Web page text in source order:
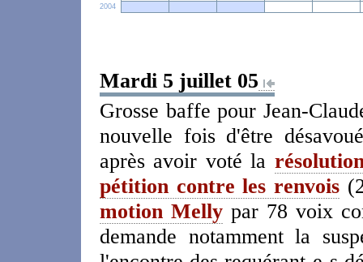
2004
Mardi 5 juillet 05
Grosse baffe pour Jean-
nouvelle fois d'être
après avoir voté la
pétition contre les renvois
motion Melly par 78 voix
demande notamment la